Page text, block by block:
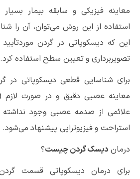
معاینه فیزیکی و سابقه بیمار
استفاده از این روش می‌توان، آن را
این که دیسکوپاتی در گردن
تصویربرداری و تعیین سطح استفاده کرد.
برای شناسایی قطعی دیسکوپاتی در
معاینه عصبی دقیق و در صورت لازم
علائمی از صدمه عصبی وجود نداشته
استراحت و فیزیوتراپی پیشنهاد می‌شود.
درمان دیسک گردن چیست؟
برای درمان دیسکوپاتی قسمت